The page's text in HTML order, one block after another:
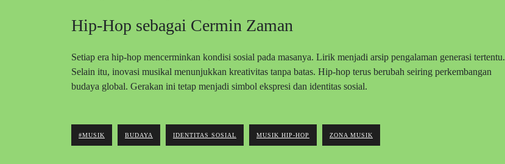
Hip-Hop sebagai Cermin Zaman
Setiap era hip-hop mencerminkan kondisi sosial pada masanya. Lirik menjadi arsip pengalaman generasi tertentu.
Selain itu, inovasi musikal menunjukkan kreativitas tanpa batas. Hip-hop terus berubah seiring perkembangan
budaya global. Gerakan ini tetap menjadi simbol ekspresi dan identitas sosial.
#MUSIK BUDAYA IDENTITAS SOSIAL MUSIK HIP-HOP ZONA MUSIK